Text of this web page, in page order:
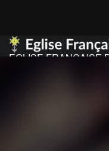
EGLISE FRANCAISE